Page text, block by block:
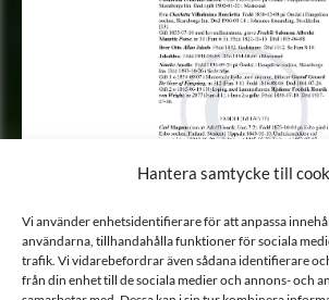
Hantera samtycke till
Vi använder enhetsidentifierare för att anpassa
användarna, tillhandahålla funktioner för sociala
trafik. Vi vidarebefordrar även sådana identifierare
från din enhet till de sociala medier och annons- och